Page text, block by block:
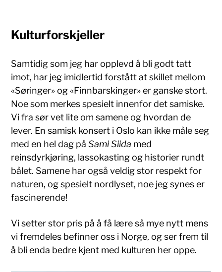
Kulturforskjeller
Samtidig som jeg har opplevd å bli godt tatt
imot, har jeg imidlertid forstått at skillet mellom
«Søringer» og «Finnbarskinger» er ganske stort.
Noe som merkes spesielt innenfor det samiske.
Vi fra sør vet lite om samene og hvordan de
lever. En samisk konsert i Oslo kan ikke måle seg
med en hel dag påSami Siida med
reinsdyrkjøring, lassokasting og historier rundt
bålet. Samene har også veldig stor respekt for
naturen, og spesielt nordlyset, noe jeg synes er
fascinerende!
Vi setter stor pris på å få lære så mye nytt mens
vi fremdeles befinner oss i Norge, og ser frem til
å bli enda bedre kjent med kulturen her oppe.